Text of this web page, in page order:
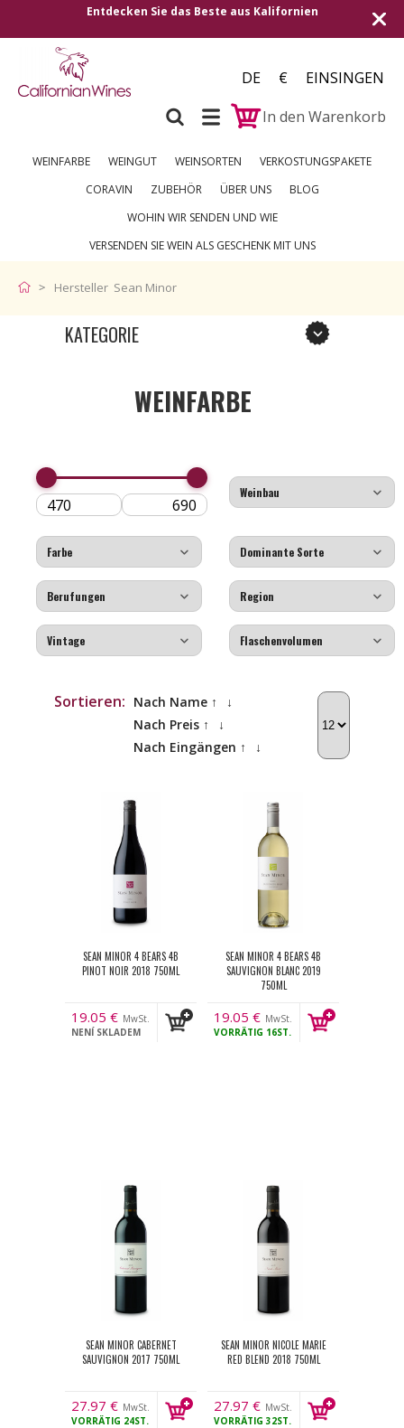
Entdecken Sie das Beste aus Kalifornien
DE €
EINSINGEN
In den Warenkorb
WEINFARBE WEINGUT WEINSORTEN
VERKOSTUNGSPAKETE
CORAVIN
ZUBEHÖR ÜBER UNS
BLOG
WOHIN WIR SENDEN UND WIE
VERSENDEN SIE WEIN ALS GESCHENK MIT UNS
Hersteller Sean Minor
KATEGORIE
WEINFARBE
Sortieren: Nach Name ↑
↓
Nach Preis ↑
↓
Nach Eingängen ↑
↓
SEAN MINOR 4 BEARS 4B
PINOT NOIR 2018 750ML
19.05 € MwSt.
NENÍ SKLADEM
SEAN MINOR 4 BEARS 4B
SAUVIGNON BLANC 2019
750ML
19.05 € MwSt.
VORRÄTIG 16ST.
SEAN MINOR CABERNET
SAUVIGNON 2017 750ML
27.97 € MwSt.
VORRÄTIG 24ST.
SEAN MINOR NICOLE MARIE
RED BLEND 2018 750ML
27.97 € MwSt.
VORRÄTIG 32ST.